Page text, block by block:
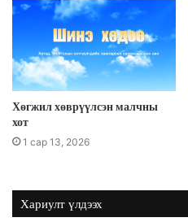
Хөгжил хөврүүлсэн малчны
хот
1 сар 13, 2026
Хариулт үлдээх